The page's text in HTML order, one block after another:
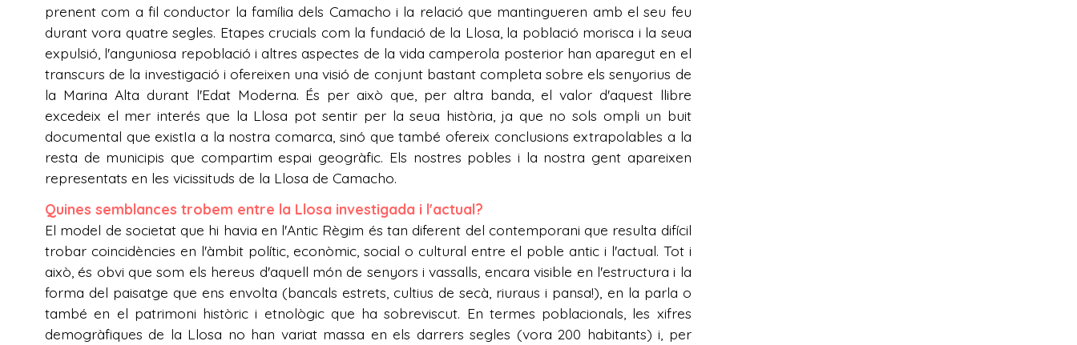
prenent com a fil conductor la família dels Camacho i la relació que mantingueren amb el seu feu
durant vora quatre segles. Etapes crucials com la fundació de la Llosa, la població morisca i la seua
expulsió, l'anguniosa repoblació i altres aspectes de la vida camperola posterior han aparegut en el
transcurs de la investigació i ofereixen una visió de conjunt bastant completa sobre els senyorius de
la Marina Alta durant l'Edat Moderna. És per això que, per altra banda, el valor d'aquest llibre
excedeix el mer interés que la Llosa pot sentir per la seua història, ja que no sols ompli un buit
documental que existIa a la nostra comarca, sinó que també ofereix conclusions extrapolables a la
resta de municipis que compartim espai geogràfic. Els nostres pobles i la nostra gent apareixen
representats en les vicissituds de la Llosa de Camacho.
Quines semblances trobem entre la Llosa investigada i l'actual?
El model de societat que hi havia en l'Antic Règim és tan diferent del contemporani que resulta difícil
trobar coincidències en l'àmbit polític, econòmic, social o cultural entre el poble antic i l'actual. Tot i
això, és obvi que som els hereus d'aquell món de senyors i vassalls, encara visible en l'estructura i la
forma del paisatge que ens envolta (bancals estrets, cultius de secà, riuraus i pansa!), en la parla o
també en el patrimoni històric i etnològic que ha sobreviscut. En termes poblacionals, les xifres
demogràfiques de la Llosa no han variat massa en els darrers segles (vora 200 habitants) i, per